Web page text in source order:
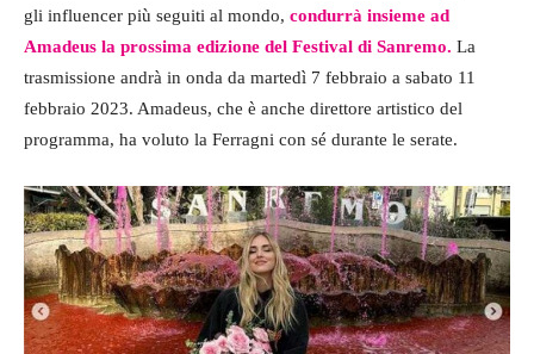
gli influencer più seguiti al mondo, condurrà insieme ad
Amadeus la prossima edizione del Festival di Sanremo. La
trasmissione andrà in onda da martedì 7 febbraio a sabato 11
febbraio 2023. Amadeus, che è anche direttore artistico del
programma, ha voluto la Ferragni con sé durante le serate.